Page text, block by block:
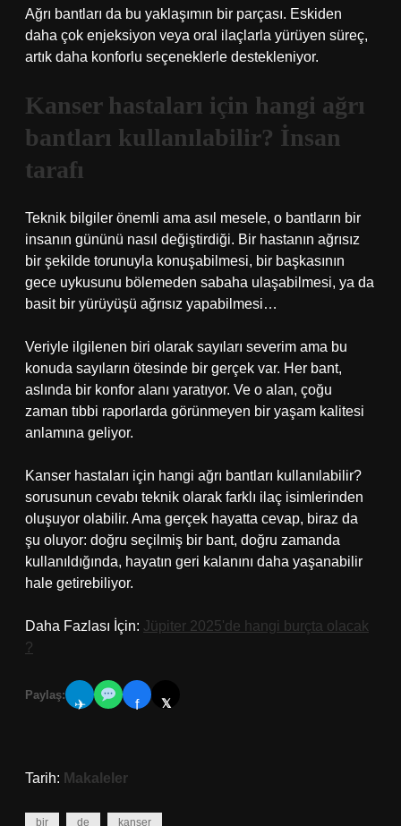
Ağrı bantları da bu yaklaşımın bir parçası. Eskiden
daha çok enjeksiyon veya oral ilaçlarla yürüyen süreç,
artık daha konforlu seçeneklerle destekleniyor.
Kanser hastaları için hangi ağrı
bantları kullanılabilir? İnsan
tarafı
Teknik bilgiler önemli ama asıl mesele, o bantların bir
insanın gününü nasıl değiştirdiği. Bir hastanın ağrısız
bir şekilde torunuyla konuşabilmesi, bir başkasının
gece uykusunu bölemeden sabaha ulaşabilmesi, ya da
basit bir yürüyüşü ağrısız yapabilmesi…
Veriyle ilgilenen biri olarak sayıları severim ama bu
konuda sayıların ötesinde bir gerçek var. Her bant,
aslında bir konfor alanı yaratıyor. Ve o alan, çoğu
zaman tıbbi raporlarda görünmeyen bir yaşam kalitesi
anlamına geliyor.
Kanser hastaları için hangi ağrı bantları kullanılabilir?
sorusunun cevabı teknik olarak farklı ilaç isimlerinden
oluşuyor olabilir. Ama gerçek hayatta cevap, biraz da
şu oluyor: doğru seçilmiş bir bant, doğru zamanda
kullanıldığında, hayatın geri kalanını daha yaşanabilir
hale getirebiliyor.
Daha Fazlası İçin: Jüpiter 2025'de hangi burçta olacak
?
Paylaş:
✈ f 𝕏
Tarih: Makaleler
bir de kanser